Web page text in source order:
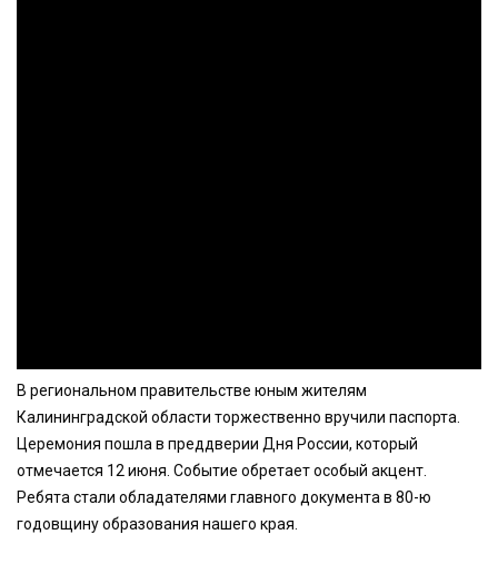
В региональном правительстве юным жителям
Калининградской области торжественно вручили паспорта.
Церемония пошла в преддверии Дня России, который
отмечается 12 июня. Событие обретает особый акцент.
Ребята стали обладателями главного документа в 80-ю
годовщину образования нашего края.